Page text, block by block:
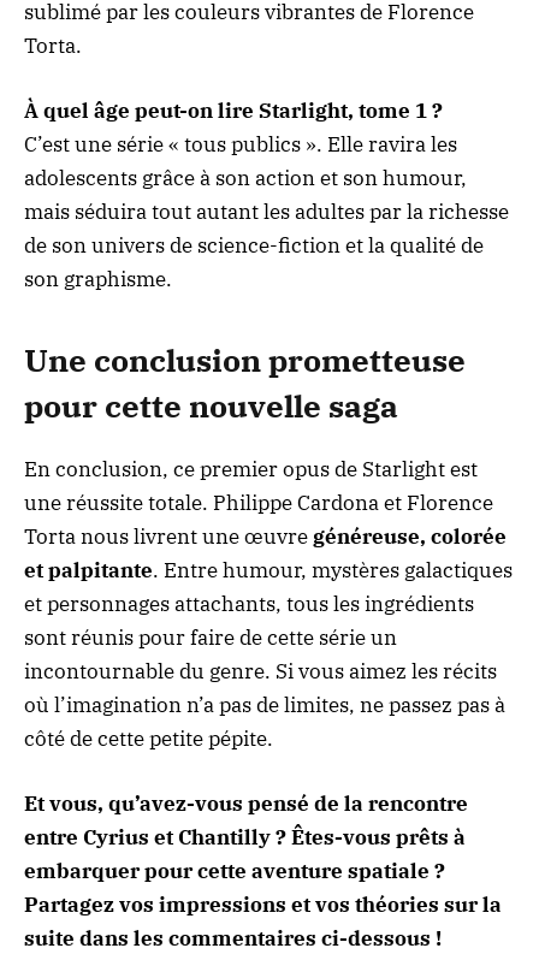
sublimé par les couleurs vibrantes de Florence
Torta.
À quel âge peut-on lire Starlight, tome 1 ?
C’est une série « tous publics ». Elle ravira les
adolescents grâce à son action et son humour,
mais séduira tout autant les adultes par la richesse
de son univers de science-fiction et la qualité de
son graphisme.
Une conclusion prometteuse
pour cette nouvelle saga
En conclusion, ce premier opus de Starlight est
une réussite totale. Philippe Cardona et Florence
Torta nous livrent une œuvre généreuse, colorée
et palpitante. Entre humour, mystères galactiques
et personnages attachants, tous les ingrédients
sont réunis pour faire de cette série un
incontournable du genre. Si vous aimez les récits
où l’imagination n’a pas de limites, ne passez pas à
côté de cette petite pépite.
Et vous, qu’avez-vous pensé de la rencontre
entre Cyrius et Chantilly ? Êtes-vous prêts à
embarquer pour cette aventure spatiale ?
Partagez vos impressions et vos théories sur la
suite dans les commentaires ci-dessous !